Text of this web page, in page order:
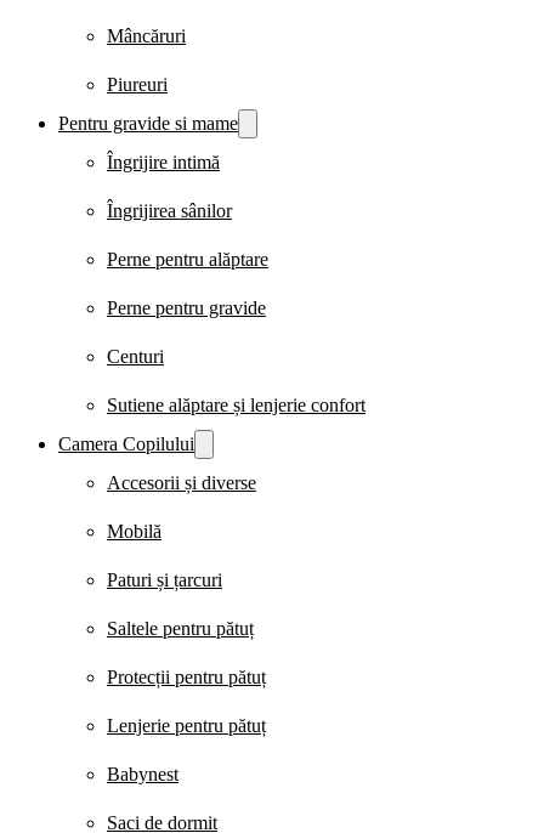
Mâncăruri
Piureuri
Pentru gravide si mame
Îngrijire intimă
Îngrijirea sânilor
Perne pentru alăptare
Perne pentru gravide
Centuri
Sutiene alăptare și lenjerie confort
Camera Copilului
Accesorii și diverse
Mobilă
Paturi și țarcuri
Saltele pentru pătuț
Protecții pentru pătuț
Lenjerie pentru pătuț
Babynest
Saci de dormit